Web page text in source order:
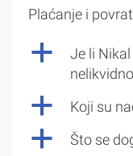
Plaćanje i
a
Je li
a Koji su
a
Što se